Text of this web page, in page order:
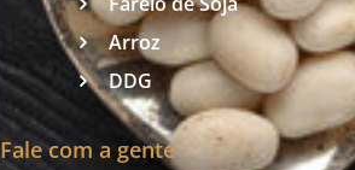
Arroz
DDG
Fale com a gente